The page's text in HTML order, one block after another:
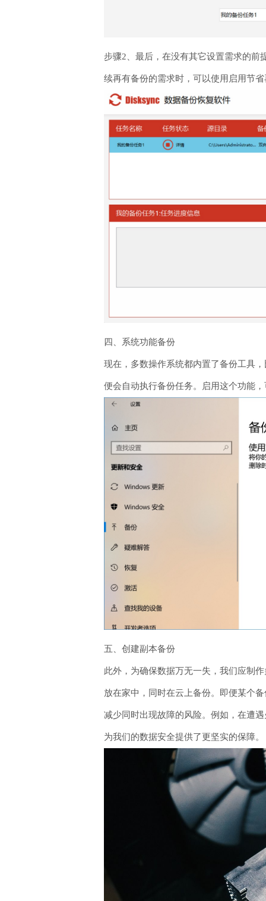
步骤2、最后，在没有其它设置需求的前
续再有备份的需求时，可以使用启用节
四、系统功能备份
现在，多数操作系统都内置了备份工具
便会自动执行备份任务。启用这个功能
五、创建副本备份
此外，为确保数据万无一失，我们应制
放在家中，同时在云上备份。即便某个
减少同时出现故障的风险。例如，在遭
为我们的数据安全提供了更坚实的保障。